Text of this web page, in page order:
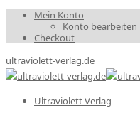
Mein Konto
Konto bearbeiten
Checkout
ultraviolett-verlag.de
Ultraviolett Verlag